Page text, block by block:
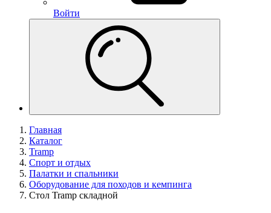
Войти
Главная
Каталог
Tramp
Спорт и отдых
Палатки и спальники
Оборудование для походов и кемпинга
Стол Tramp складной